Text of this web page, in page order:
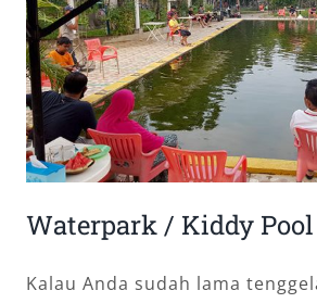
Waterpark / Kiddy Pool
Kalau Anda sudah lama